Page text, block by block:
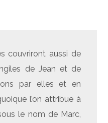
couvriront aussi de
de Jean et de
par elles et en
l’on attribue à
le nom de Marc,